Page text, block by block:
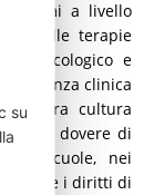
a livello
alle terapie
psicologico e
clinica
vera cultura
il dovere di
scuole, nei
e i diritti di
su